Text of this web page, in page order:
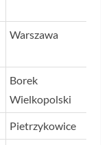
Warszawa
Borek
Wielkopolski
Pietrzykowice